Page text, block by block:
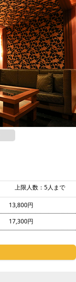
上限人数：5人まで
13,800円
17,300円